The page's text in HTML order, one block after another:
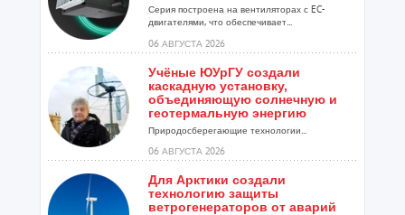
Серия построена на вентиляторах с EC-
двигателями, что обеспечивает...
06 АВГУСТА 2026
Учёные ЮУрГУ создали
каскадную установку,
объединяющую солнечную и
геотермальную энергию
Природосберегающие технологии...
06 АВГУСТА 2026
Для Арктики создали
технологию защиты
ветрогенераторов от аварий